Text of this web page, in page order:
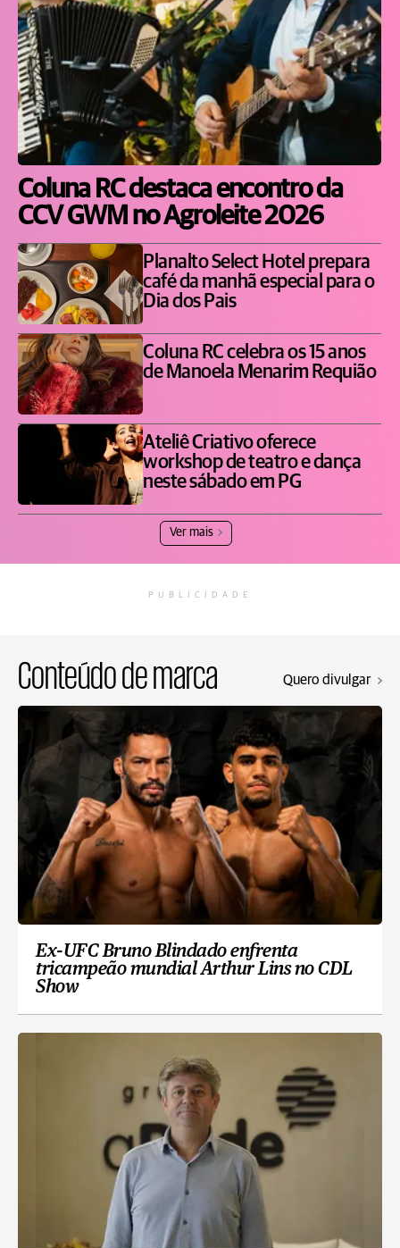
Coluna RC destaca encontro da
CCV GWM no Agroleite 2026
Planalto Select Hotel prepara
café da manhã especial para o
Dia dos Pais
Coluna RC celebra os 15 anos
de Manoela Menarim Requião
Ateliê Criativo oferece
workshop de teatro e dança
neste sábado em PG
Ver mais
PUBLICIDADE
Conteúdo de marca Quero divulgar
Ex-UFC Bruno Blindado enfrenta
tricampeão mundial Arthur Lins no CDL
Show